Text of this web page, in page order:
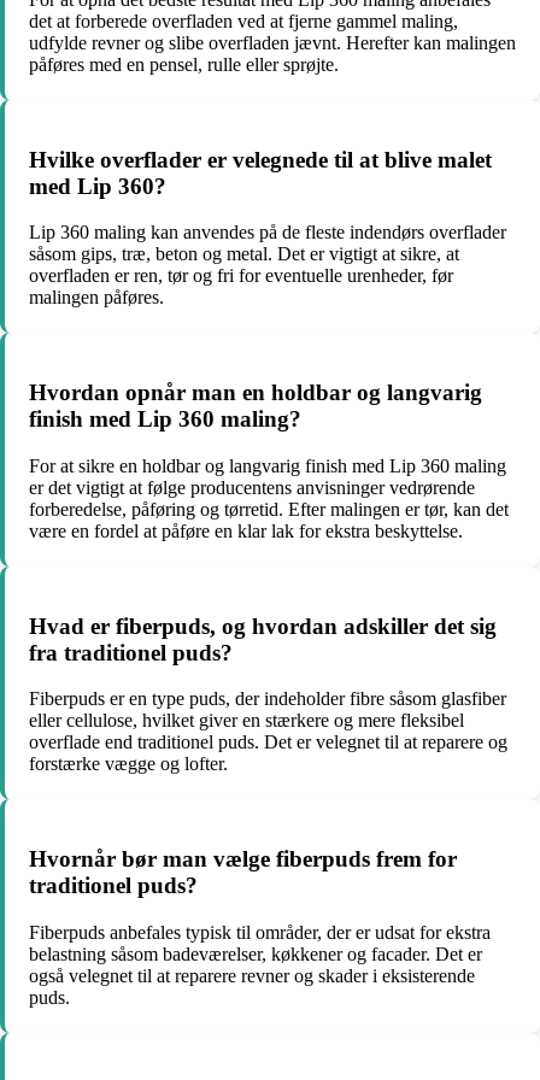
det at forberede overfladen ved at fjerne gammel maling,
udfylde revner og slibe overfladen jævnt. Herefter kan malingen
påføres med en pensel, rulle eller sprøjte.
Hvilke overflader er velegnede til at blive malet
med Lip 360?
Lip 360 maling kan anvendes på de fleste indendørs overflader
såsom gips, træ, beton og metal. Det er vigtigt at sikre, at
overfladen er ren, tør og fri for eventuelle urenheder, før
malingen påføres.
Hvordan opnår man en holdbar og langvarig
finish med Lip 360 maling?
For at sikre en holdbar og langvarig finish med Lip 360 maling
er det vigtigt at følge producentens anvisninger vedrørende
forberedelse, påføring og tørretid. Efter malingen er tør, kan det
være en fordel at påføre en klar lak for ekstra beskyttelse.
Hvad er fiberpuds, og hvordan adskiller det sig
fra traditionel puds?
Fiberpuds er en type puds, der indeholder fibre såsom glasfiber
eller cellulose, hvilket giver en stærkere og mere fleksibel
overflade end traditionel puds. Det er velegnet til at reparere og
forstærke vægge og lofter.
Hvornår bør man vælge fiberpuds frem for
traditionel puds?
Fiberpuds anbefales typisk til områder, der er udsat for ekstra
belastning såsom badeværelser, køkkener og facader. Det er
også velegnet til at reparere revner og skader i eksisterende
puds.